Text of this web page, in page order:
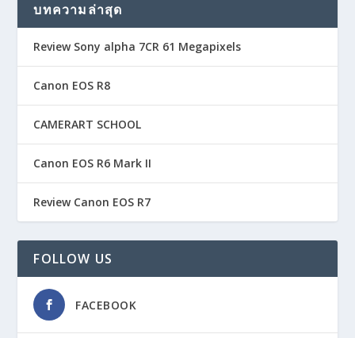
บทความล่าสุด
Review Sony alpha 7CR 61 Megapixels
Canon EOS R8
CAMERART SCHOOL
Canon EOS R6 Mark II
Review Canon EOS R7
FOLLOW US
FACEBOOK